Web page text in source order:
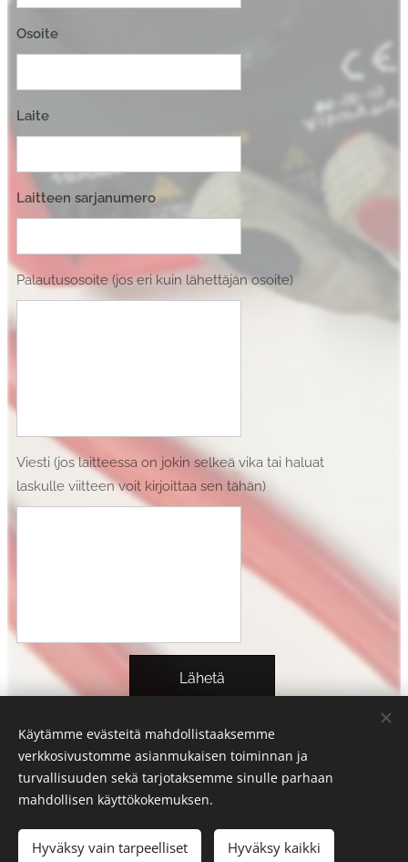
Osoite
Laite
Laitteen sarjanumero
Palautusosoite (jos eri kuin lähettäjän osoite)
Viesti (jos laitteessa on jokin selkeä vika tai haluat
laskulle viitteen voit kirjoittaa sen tähän)
Lähetä
Evästeet
Käytämme evästeitä mahdollistaaksemme
verkkosivustomme asianmukaisen toiminnan ja
turvallisuuden sekä tarjotaksemme sinulle parhaan
mahdollisen käyttökokemuksen.
Hyväksy vain tarpeelliset Hyväksy kaikki